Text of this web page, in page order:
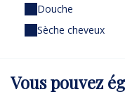
Douche
Sèche cheveux
Vous pouvez